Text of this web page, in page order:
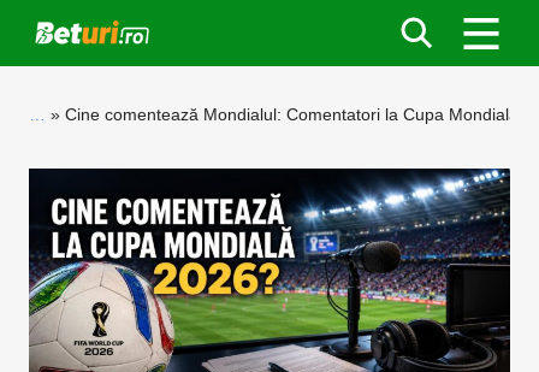
Cine comentează Mondialul: Comentatori la Cupa Mondială